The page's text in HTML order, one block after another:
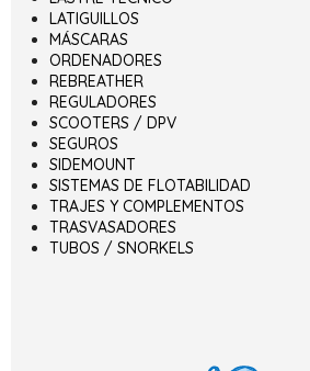
LATIGUILLOS
MÁSCARAS
ORDENADORES
REBREATHER
REGULADORES
SCOOTERS / DPV
SEGUROS
SIDEMOUNT
SISTEMAS DE FLOTABILIDAD
TRAJES Y COMPLEMENTOS
TRASVASADORES
TUBOS / SNORKELS